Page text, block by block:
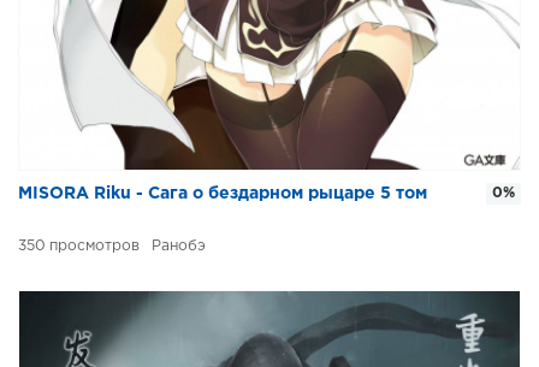
MISORA Riku - Сага о бездарном рыцаре 5 том
350 Ранобэ
0%